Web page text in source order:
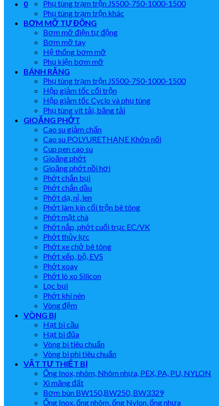
0
Phụ tùng trạm trộn JS500-750-1000-1500
Phụ tùng trạm trộn khác
BƠM MỠ TỰ ĐỘNG
Bơm mỡ điện tự động
Bơm mỡ tay
Hệ thống bơm mỡ
Phụ kiện bơm mỡ
BÁNH RĂNG
Phụ tùng trạm trộn JS500-750-1000-1500
Hộp giảm tốc cối trộn
Hộp giảm tốc Cyclo và phụ tùng
Phụ tùng vít tải, băng tải
GIOĂNG PHỚT
Cao su giảm chấn
Cao su POLYURETHANE Khớp nối
Cup pen cao su
Gioăng phớt
Gioăng phớt nồi hơi
Phớt chắn bụi
Phớt chắn dầu
Phớt dạ, nỉ, len
Phớt làm kín cối trộn bê tông
Phớt mặt chà
Phớt nắp, phớt cuối trục EC/VK
Phớt thủy lực
Phớt xe chở bê tông
Phớt xếp, bộ, EVS
Phớt xoay
Phớt lò xo Silicon
Lọc bụi
Phớt khí nén
Vòng đệm
VÒNG BI
Hạt bi cầu
Hạt bi đũa
Vòng bi tiêu chuẩn
Vòng bi phi tiêu chuẩn
VẬT TƯ THIẾT BỊ
Ống Inox, nhôm, Nhôm nhựa, PEX, PA, PU, NYLON
Xi măng đất
Bơm bùn BW150,BW250, BW3329
Ống Inox, ống nhôm, ống Nylon, ống nhựa